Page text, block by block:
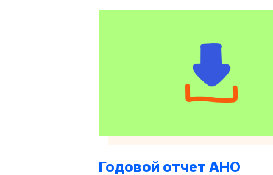
Годовой отчет АНО